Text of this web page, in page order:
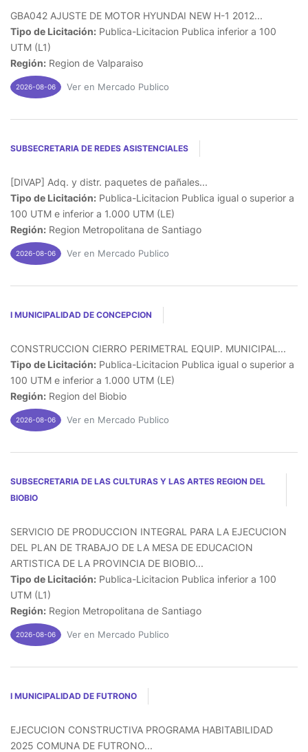
GBA042 AJUSTE DE MOTOR HYUNDAI NEW H-1 2012...
Tipo de Licitación: Publica-Licitacion Publica inferior a 100
UTM (L1)
Región: Region de Valparaiso
2026-08-06 Ver en Mercado Publico
SUBSECRETARIA DE REDES ASISTENCIALES
[DIVAP] Adq. y distr. paquetes de pañales...
Tipo de Licitación: Publica-Licitacion Publica igual o superior a
100 UTM e inferior a 1.000 UTM (LE)
Región: Region Metropolitana de Santiago
2026-08-06 Ver en Mercado Publico
I MUNICIPALIDAD DE CONCEPCION
CONSTRUCCION CIERRO PERIMETRAL EQUIP. MUNICIPAL...
Tipo de Licitación: Publica-Licitacion Publica igual o superior a
100 UTM e inferior a 1.000 UTM (LE)
Región: Region del Biobio
2026-08-06 Ver en Mercado Publico
SUBSECRETARIA DE LAS CULTURAS Y LAS ARTES REGION DEL
BIOBIO
SERVICIO DE PRODUCCION INTEGRAL PARA LA EJECUCION
DEL PLAN DE TRABAJO DE LA MESA DE EDUCACION
ARTISTICA DE LA PROVINCIA DE BIOBIO...
Tipo de Licitación: Publica-Licitacion Publica inferior a 100
UTM (L1)
Región: Region Metropolitana de Santiago
2026-08-06 Ver en Mercado Publico
I MUNICIPALIDAD DE FUTRONO
EJECUCION CONSTRUCTIVA PROGRAMA HABITABILIDAD
2025 COMUNA DE FUTRONO...